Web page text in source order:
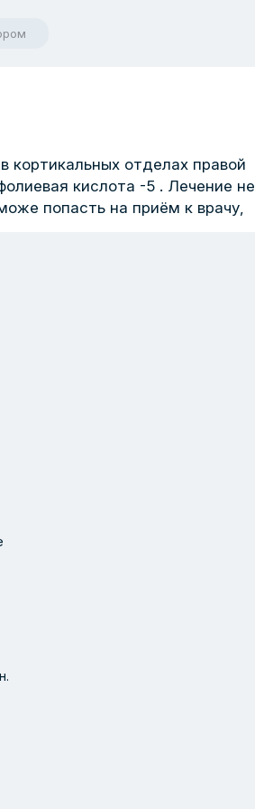
кортикальных отделах правой
кислота -5 . Лечение не
попасть на приём к врачу,